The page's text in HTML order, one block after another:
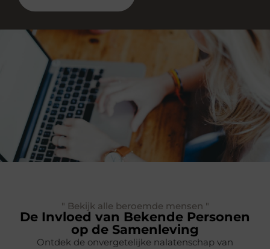
" Bekijk alle beroemde mensen "
De Invloed van Bekende Personen
op de Samenleving
Ontdek de onvergetelijke nalatenschap van